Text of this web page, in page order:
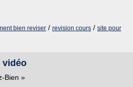
bien reviser / revision cours / site pour
vidéo
Bien »